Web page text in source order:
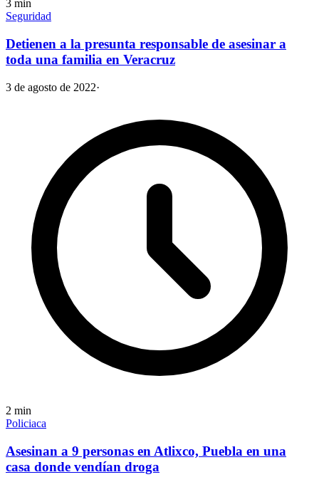
3 min
Seguridad
Detienen a la presunta responsable de asesinar a
toda una familia en Veracruz
3 de agosto de 2022·
2 min
Policiaca
Asesinan a 9 personas en Atlixco, Puebla en una
casa donde vendían droga